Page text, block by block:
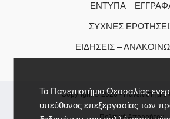
Το Πανεπιστήμιο Θεσσαλίας
υπεύθυνος επεξεργασίας των
ΕΝΤΥΠΑ –
ΣΥΧΝΕΣ
ΕΙΔΗΣΕΙΣ –
Copyright © 2026 -Πανεπιστήμιο
Πολιτική Απορρήτου